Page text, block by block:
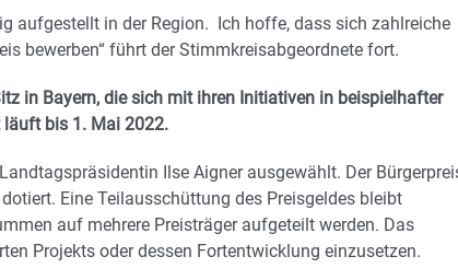
aufgestellt in der Region. Ich hoffe, dass sich zahlreiche
bewerben“ führt der Stimmkreisabgeordnete fort.
in Bayern, die sich mit ihren Initiativen in beispielhafter
läuft bis 1. Mai 2022.
Ilse Aigner ausgewählt. Der
Eine Teilausschüttung des Preisgeldes bleibt
auf mehrere Preisträger aufgeteilt werden. Das
Projekts oder dessen Fortentwicklung einzusetzen.